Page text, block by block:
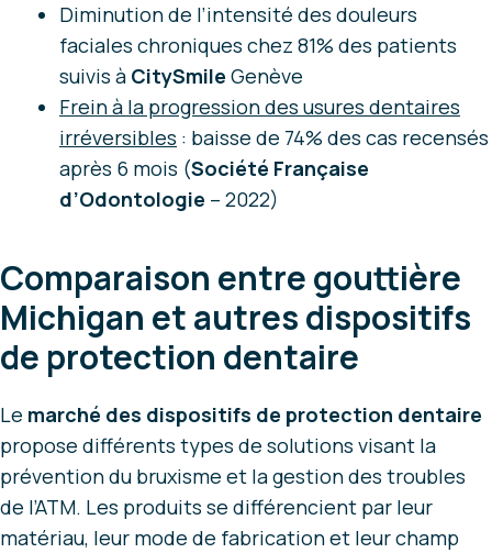
Diminution de l’intensité des douleurs
faciales chroniques chez 81% des patients
suivis à CitySmile Genève
Frein à la progression des usures dentaires
irréversibles : baisse de 74% des cas recensés
après 6 mois (Société Française
d’Odontologie – 2022)
Comparaison entre gouttière
Michigan et autres dispositifs
de protection dentaire
Le marché des dispositifs de protection dentaire
propose différents types de solutions visant la
prévention du bruxisme et la gestion des troubles
de l’ATM. Les produits se différencient par leur
matériau, leur mode de fabrication et leur champ